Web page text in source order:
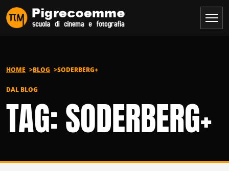
Vai al contenuto
HOME BLOG SODERBERG+
DAL BLOG
TAG: SODERBERG+